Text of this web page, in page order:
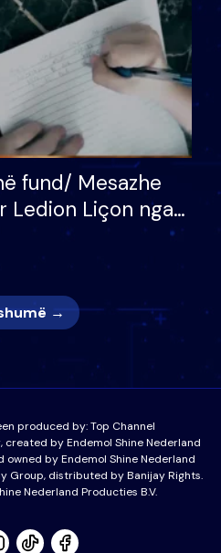
fund/ Mesazhe
Ledion Liçon nga
e tij, moderatori
Nuk meritoj…
→
produced by:Top Channel
by Endemol Shine Nederland
owned by Endemol Shine Nederland
Group, distributed by Banijay Rights.
Nederland Producties B.V.